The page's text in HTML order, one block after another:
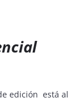
edición está al